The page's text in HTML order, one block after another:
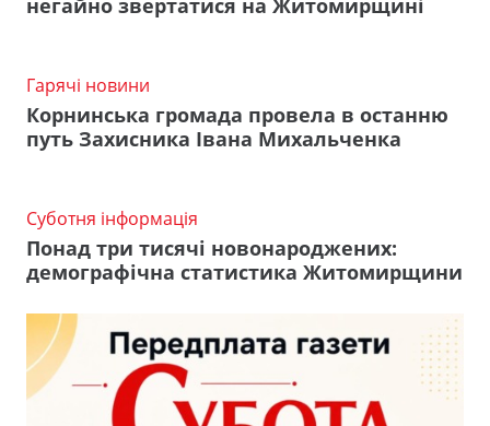
негайно звертатися на Житомирщині
Гарячі новини
Корнинська громада провела в останню
путь Захисника Івана Михальченка
Суботня інформація
Понад три тисячі новонароджених:
демографічна статистика Житомирщини